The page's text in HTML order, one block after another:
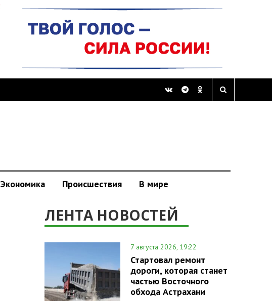
Экономика Происшествия В мире
ЛЕНТА НОВОСТЕЙ
7 августа 2026, 19:22
Стартовал ремонт
дороги, которая станет
частью Восточного
обхода Астрахани